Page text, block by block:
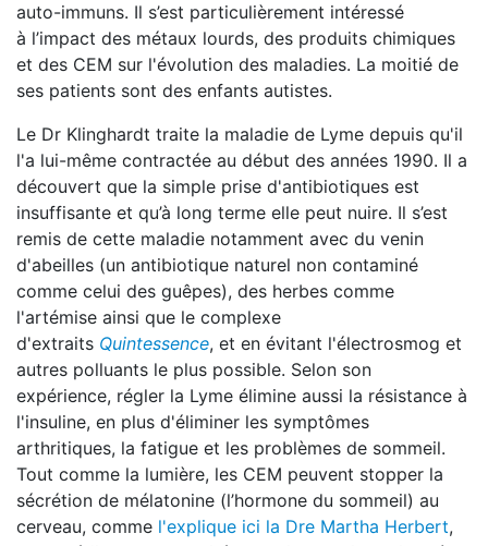
auto-immuns. Il s’est particulièrement intéressé
à l’impact des métaux lourds, des produits chimiques
et des CEM sur l'évolution des maladies. La moitié de
ses patients sont des enfants autistes.
Le Dr Klinghardt traite la maladie de Lyme depuis qu'il
l'a lui-même contractée au début des années 1990. Il a
découvert que la simple prise d'antibiotiques est
insuffisante et qu’à long terme elle peut nuire. Il s’est
remis de cette maladie notamment avec du venin
d'abeilles (un antibiotique naturel non contaminé
comme celui des guêpes), des herbes comme
l'artémise ainsi que le complexe
d'extraits Quintessence, et en évitant l'électrosmog et
autres polluants le plus possible. Selon son
expérience, régler la Lyme élimine aussi la résistance à
l'insuline, en plus d'éliminer les symptômes
arthritiques, la fatigue et les problèmes de sommeil.
Tout comme la lumière, les CEM peuvent stopper la
sécrétion de mélatonine (l’hormone du sommeil) au
cerveau, comme l'explique ici la Dre Martha Herbert,